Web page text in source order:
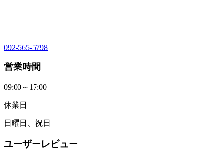
092-565-5798
営業時間
09:00～17:00
休業日
日曜日、祝日
ユーザーレビュー